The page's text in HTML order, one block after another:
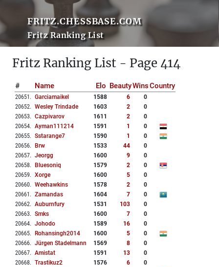
FRITZ.CHESSBASE.COM
Fritz Ranking List
Fritz Ranking List - Page 414
# Name Elo BeautyWinsCountry
20651 . Garciamaikel 1588 6
0
20652. Wesley Trindade 1603 2
0
20653. Cazpivarov 1611 2
0
20654. Ayman111214 1591 1
0
20655. Sstarange7 1590 1
0
20656. Brw 1533 44
0
20657. Jeorgg 1600 9
0
20658. Bluesoniq 1579 2
0
20659. Xorge 1600 5
0
20660. Weehawkins 1578 2
0
20661 . Zamandas 1604 7
0
20662. Auburnfury 1531 103
0
20663. Smks 1600 7
0
20664. Johodo 1589 16
0
20665. Rohansingh2014 1600 5
0
20666. Jürgen Stadelmann 1569 8
0
20667. Amistat 1591 13
0
20668. Trastikuz2 1576 6
0